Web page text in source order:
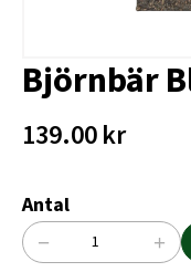
Björnbär
139.00kr
Antal
Björnbär
− +